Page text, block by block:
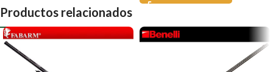
Productos relacionados